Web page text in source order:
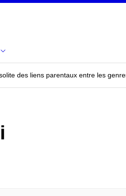
des liens parentaux entre les